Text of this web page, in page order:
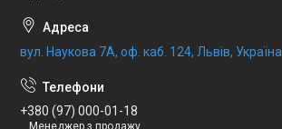
вул. Наукова 7А, оф. каб. 124, Львів, Україна
+380 (97) 000-01-18